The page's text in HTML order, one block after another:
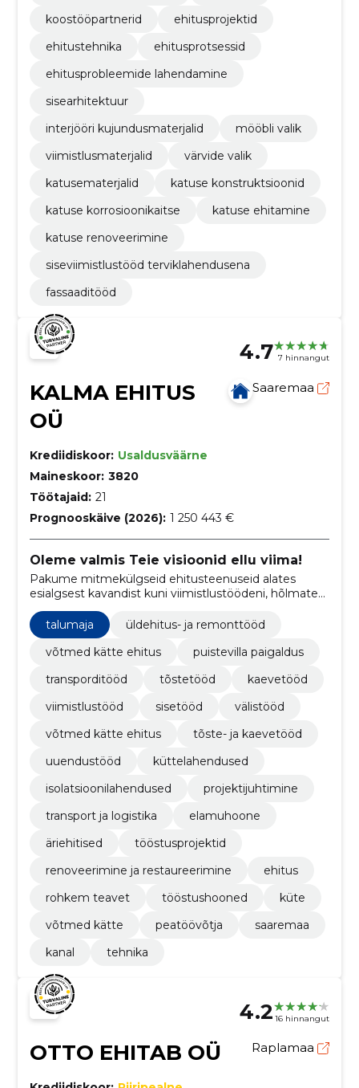
koostööpartnerid
ehitusprojektid
ehitustehnika
ehitusprotsessid
ehitusprobleemide lahendamine
sisearhitektuur
interjööri kujundusmaterjalid
mööbli valik
viimistlusmaterjalid
värvide valik
katusematerjalid
katuse konstruktsioonid
katuse korrosioonikaitse
katuse ehitamine
katuse renoveerimine
siseviimistlustööd terviklahendusena
fassaaditööd
4.7 7 hinnangut
KALMA EHITUS
OÜ
Saaremaa
Krediidiskoor: Usaldusväärne
Maineskoor: 3820
Töötajaid: 21
Prognooskäive (2026): 1 250 443 €
Oleme valmis Teie visioonid ellu viima!
Pakume mitmekülgseid ehitusteenuseid alates
esialgsest kavandist kuni viimistlustöödeni, hõlmates
nii sisetöid, välistöid kui ka transpordi- ja kaevetöid.
talumaja
üldehitus- ja remonttööd
võtmed kätte ehitus
puistevilla paigaldus
transporditööd
tõstetööd
kaevetööd
viimistlustööd
sisetööd
välistööd
võtmed kätte ehitus
tõste- ja kaevetööd
uuendustööd
küttelahendused
isolatsioonilahendused
projektijuhtimine
transport ja logistika
elamuhoone
äriehitised
tööstusprojektid
renoveerimine ja restaureerimine
ehitus
rohkem teavet
tööstushooned
küte
võtmed kätte
peatöövõtja
saaremaa
kanal
tehnika
4.2 16 hinnangut
OTTO EHITAB OÜ Raplamaa